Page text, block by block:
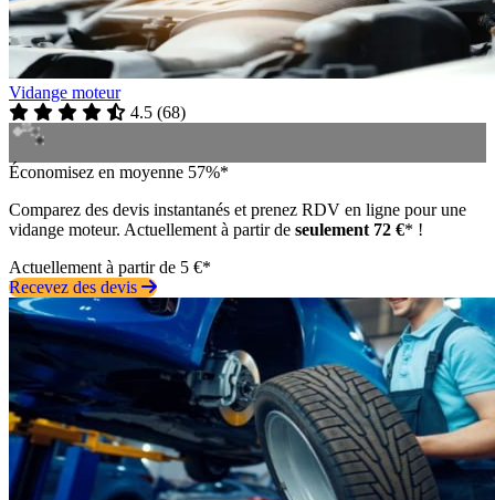
Vidange moteur
4.5 (68)
Économisez en moyenne 57%*
Comparez des devis instantanés et prenez RDV en ligne pour une
vidange moteur. Actuellement à partir de seulement 72 €* !
Actuellement à partir de 5 €*
Recevez des devis